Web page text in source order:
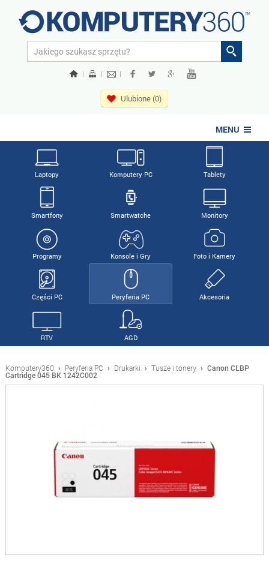
| | |
Ulubione (0)
MENU
Laptopy Komputery PC Tablety
Smartfony Smartwatche Monitory
Programy Konsole i Gry Foto i Kamery
Części PC Peryferia PC Akcesoria
RTV AGD
Komputery360 › Peryferia PC › Drukarki › Tusze i tonery › Canon CLBP
Cartridge 045 BK 1242C002